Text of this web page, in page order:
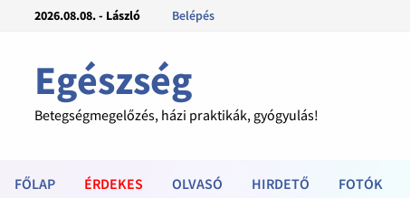
2026.08.08. - László Belépés
Egészség
Betegségmegelőzés, házi praktikák, gyógyulás!
FŐLAP ÉRDEKES OLVASÓ HIRDETŐ FOTÓK